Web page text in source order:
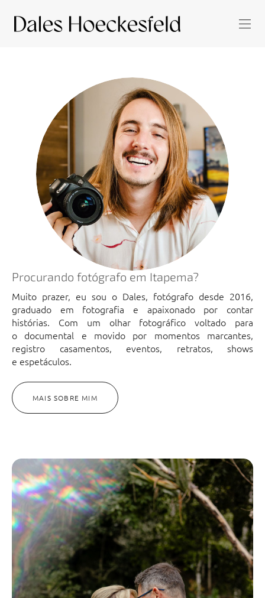
Procurando fotógrafo em Itapema?
Muito prazer, eu sou o Dales, fotógrafo desde 2016,
graduado em fotografia e apaixonado por contar
histórias. Com um olhar fotográfico voltado para
o documental e movido por momentos marcantes,
registro casamentos, eventos, retratos, shows
e espetáculos.
MAIS SOBRE MIM